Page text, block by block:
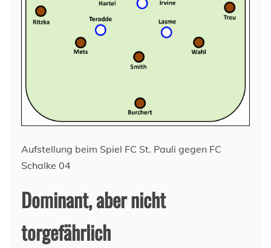
Aufstellung beim Spiel FC St. Pauli gegen FC
Schalke 04
Dominant, aber nicht
torgefährlich